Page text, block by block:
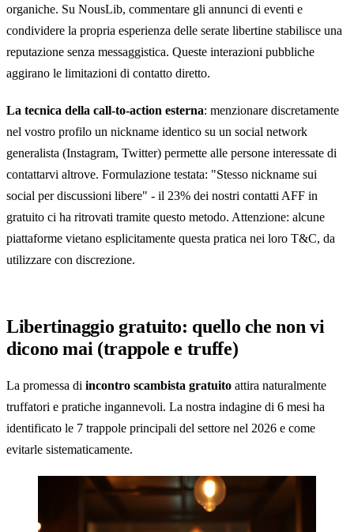
organiche. Su NousLib, commentare gli annunci di eventi e
condividere la propria esperienza delle serate libertine stabilisce una
reputazione senza messaggistica. Queste interazioni pubbliche
aggirano le limitazioni di contatto diretto.
La tecnica della call-to-action esterna: menzionare discretamente
nel vostro profilo un nickname identico su un social network
generalista (Instagram, Twitter) permette alle persone interessate di
contattarvi altrove. Formulazione testata: "Stesso nickname sui
social per discussioni libere" - il 23% dei nostri contatti AFF in
gratuito ci ha ritrovati tramite questo metodo. Attenzione: alcune
piattaforme vietano esplicitamente questa pratica nei loro T&C, da
utilizzare con discrezione.
Libertinaggio gratuito: quello che non vi
dicono mai (trappole e truffe)
La promessa di incontro scambista gratuito attira naturalmente
truffatori e pratiche ingannevoli. La nostra indagine di 6 mesi ha
identificato le 7 trappole principali del settore nel 2026 e come
evitarle sistematicamente.